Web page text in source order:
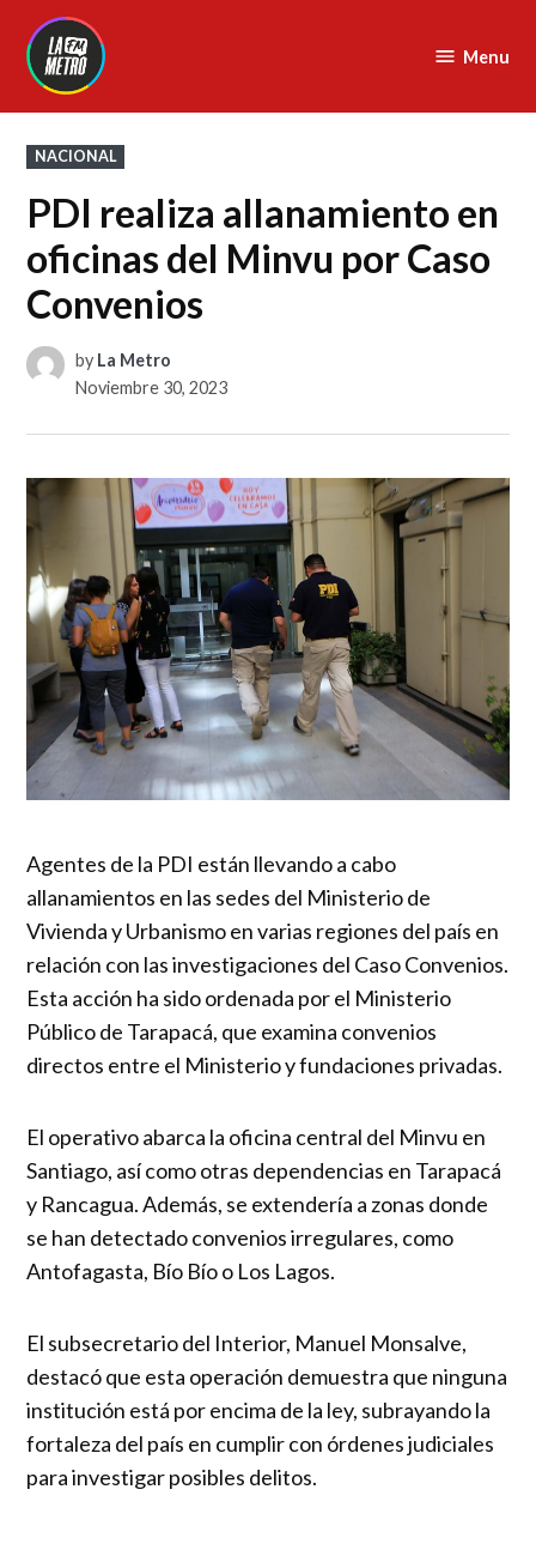
content
Menu
POSTED
IN
NACIONAL
PDI realiza allanamiento en
oficinas del Minvu por Caso
Convenios
by La Metro
Noviembre 30, 2023
Agentes de la PDI están llevando a cabo
allanamientos en las sedes del Ministerio de
Vivienda y Urbanismo en varias regiones del país en
relación con las investigaciones del Caso Convenios.
Esta acción ha sido ordenada por el Ministerio
Público de Tarapacá, que examina convenios
directos entre el Ministerio y fundaciones privadas.
El operativo abarca la oficina central del Minvu en
Santiago, así como otras dependencias en Tarapacá
y Rancagua. Además, se extendería a zonas donde
se han detectado convenios irregulares, como
Antofagasta, Bío Bío o Los Lagos.
El subsecretario del Interior, Manuel Monsalve,
destacó que esta operación demuestra que ninguna
institución está por encima de la ley, subrayando la
fortaleza del país en cumplir con órdenes judiciales
para investigar posibles delitos.